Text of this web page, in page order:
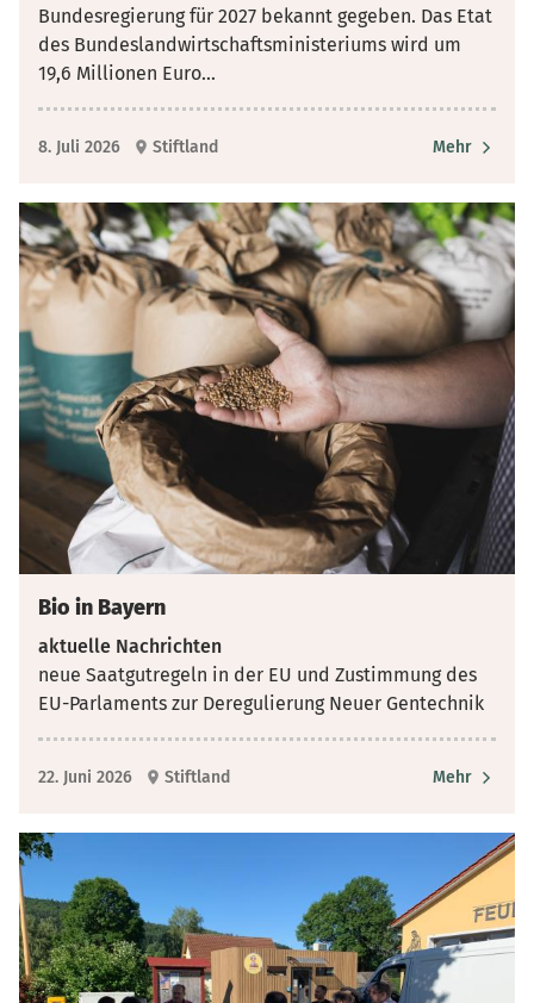
Bundesregierung für 2027 bekannt gegeben. Das Etat
des Bundeslandwirtschaftsministeriums wird um
19,6 Millionen Euro...
8. Juli 2026 Stiftland Mehr
Bio in Bayern
aktuelle Nachrichten
neue Saatgutregeln in der EU und Zustimmung des
EU-Parlaments zur Deregulierung Neuer Gentechnik
22. Juni 2026 Stiftland Mehr